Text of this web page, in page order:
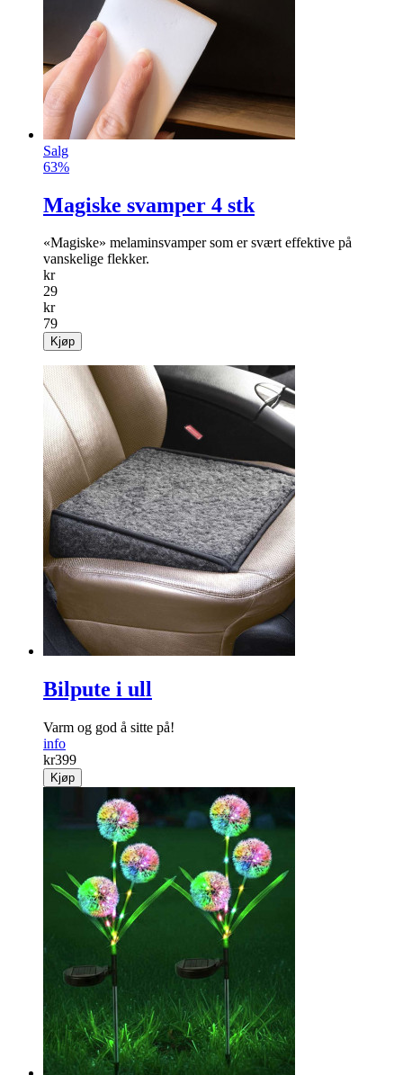
Salg
63%
Magiske svamper 4 stk
«Magiske» melaminsvamper som er svært effektive på
vanskelige flekker.
kr
29
kr
79
Kjøp
Bilpute i ull
Varm og god å sitte på!
info
kr399
Kjøp